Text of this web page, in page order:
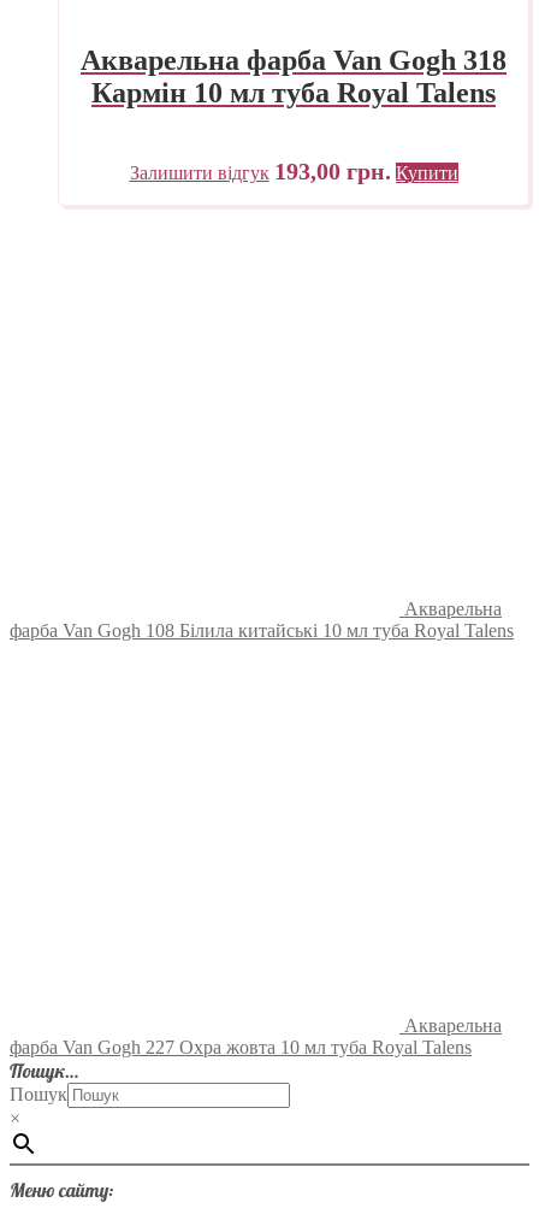
Акварельна фарба Van Gogh 318
Кармін 10 мл туба Royal Talens
Залишити відгук 193,00 грн. Купити
Акварельна
фарба Van Gogh 108 Білила китайські 10 мл туба Royal Talens
Акварельна
фарба Van Gogh 227 Охра жовта 10 мл туба Royal Talens
Пошук…
Пошук
×
Меню сайту: